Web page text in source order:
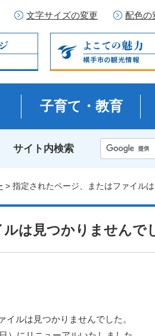
文字サイズの変更 配色の
子育て・教育
サイト内検索
> 指定されたページ、またはファイル
は見つかりませんで
ルは見つかりませんでした。